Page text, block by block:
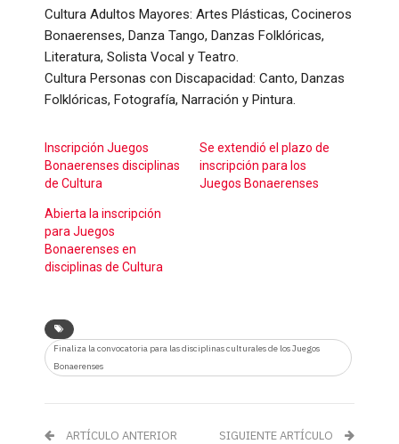
Cultura Adultos Mayores: Artes Plásticas, Cocineros
Bonaerenses, Danza Tango, Danzas Folklóricas,
Literatura, Solista Vocal y Teatro.
Cultura Personas con Discapacidad: Canto, Danzas
Folklóricas, Fotografía, Narración y Pintura.
Inscripción Juegos
Bonaerenses disciplinas
de Cultura
Se extendió el plazo de
inscripción para los
Juegos Bonaerenses
Abierta la inscripción
para Juegos
Bonaerenses en
disciplinas de Cultura
Finaliza la convocatoria para las disciplinas culturales de los Juegos
Bonaerenses
ARTÍCULO ANTERIOR SIGUIENTE ARTÍCULO